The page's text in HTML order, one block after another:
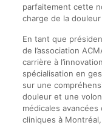
parfaitement cette
charge de la
En tant que
de l’association
carrière à
spécialisation en
sur une
douleur et une
médicales
cliniques à